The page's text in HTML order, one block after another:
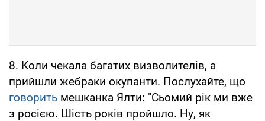
8. Коли чекала багатих визволителів, а
прийшли жебраки окупанти. Послухайте, що
говорить мешканка Ялти: "Сьомий рік ми вже
з росією. Шість років пройшло. Ну, як